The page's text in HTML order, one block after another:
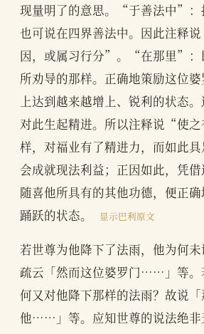
现量明了的意思。“于善法中”：
也可说在四界善法中。因此注释
因，或属习行分”。“在那里”：
所劝导的那样。正确地策励这位
上达到越来越增上、锐利的状态
对此生起精进。所以注释说“使
样，对福业有了精进力，而如此
会成就现法利益；正因如此，凭
随喜他所具有的其他功德，便正
踊跃的状态。
显示巴利原文
若世尊为他降下了法雨，他为何
疏云「然而这位婆罗门……」等。
何又对他降下那样的法雨？故说
他……」等。应知世尊的说法绝非